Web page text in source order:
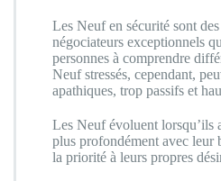
Les Neuf en sécurité sont
négociateurs exceptionnels
personnes à comprendre
Neuf stressés, cependant,
apathiques, trop passifs et
Les Neuf évoluent lorsqu’ils
plus profondément avec leur
la priorité à leurs propres